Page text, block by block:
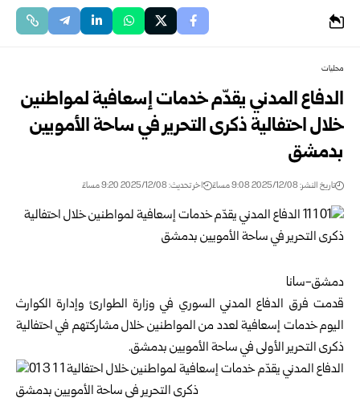
محليات
الدفاع المدني يقدّم خدمات إسعافية لمواطنين
خلال احتفالية ذكرى التحرير في ساحة الأمويين
بدمشق
تاريخ النشر: 2025/12/08 9:08 مساءً اخر تحديث: 2025/12/08 9:20 مساءً
دمشق-سانا
قدمت فرق الدفاع المدني السوري في وزارة الطوارئ وإدارة الكوارث
اليوم خدمات إسعافية لعدد من المواطنين خلال مشاركتهم في احتفالية
ذكرى التحرير الأولى في ساحة الأمويين بدمشق.